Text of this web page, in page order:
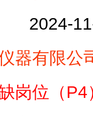
2024-
器有限公
岗位（